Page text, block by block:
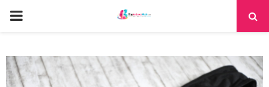
PRIMARY